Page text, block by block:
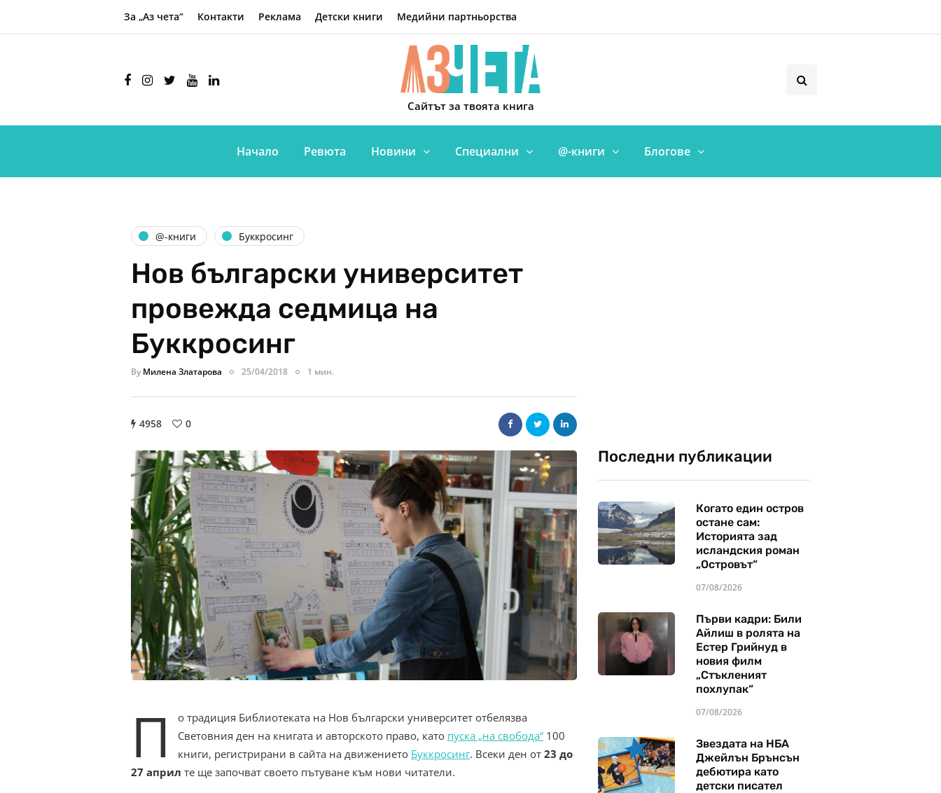
За „Аз чета“ Контакти Реклама Детски книги Медийни партньорства
Сайтът за твоята книга
Начало Ревюта Новини Специални @-книги Блогове
@-книги Буккросинг
Нов български университет
провежда седмица на
Буккросинг
By Милена Златарова 25/04/2018 1 мин.
4958 0
П
о традиция Библиотеката на Нов български университет отбелязва
Световния ден на книгата и авторското право, като пуска „на свобода“ 100
книги, регистрирани в сайта на движението Буккросинг. Всеки ден от 23 до
27 април те ще започват своето пътуване към нови читатели.
Последни публикации
Когато един остров
остане сам:
Историята зад
исландския роман
„Островът“
07/08/2026
Първи кадри: Били
Айлиш в ролята на
Естер Грийнуд в
новия филм
„Стъкленият
похлупак“
07/08/2026
Звездата на НБА
Джейлън Брънсън
дебютира като
детски писател